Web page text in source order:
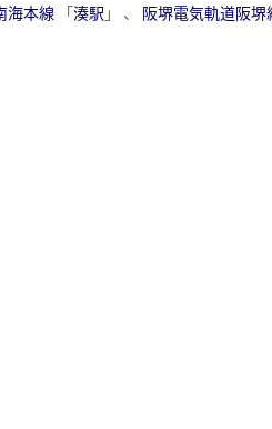
海本線 「湊駅 」 、 阪堺電気軌道阪堺